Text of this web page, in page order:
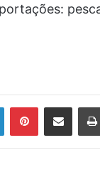
LinkedinPinterestCompartilhar via e-mail